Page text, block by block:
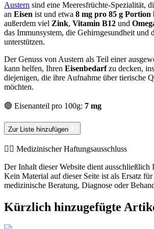
Austern sind eine Meeresfrüchte-Spezialität,
an Eisen ist und etwa 8 mg pro 85 g Portion
außerdem viel Zink, Vitamin B12 und
das Immunsystem, die Gehirngesundheit und
unterstützen.
Der Genuss von Austern als Teil einer
kann helfen, Ihren Eisenbedarfzu decken,
diejenigen, die ihre Aufnahme über tierische
möchten.
🟢 Eisenanteil pro 100g: 7 mg
Zur Liste hinzufügen
👨‍⚕️️ Medizinischer Haftungsausschluss
Der Inhalt dieser Website dient ausschließlich
Kein Material auf dieser Seite ist als Ersatz
medizinische Beratung, Diagnose oder
Kürzlich hinzugefügte